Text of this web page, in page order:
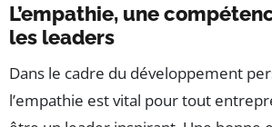
L’empathie, une
les leaders
Dans le cadre du développement
l’empathie est vital pour tout